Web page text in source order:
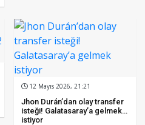
12 Mayıs 2026, 21:21
Jhon Durán’dan olay transfer
isteği! Galatasaray’a gelmek
istiyor